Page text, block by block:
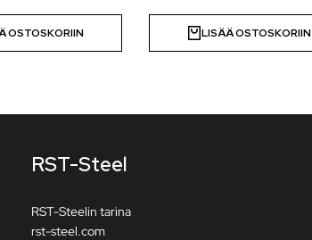
OSTOSKORIIN LISÄÄ OSTOSKORIIN
RST-Steel
RST-Steelin tarina
rst-steel.com